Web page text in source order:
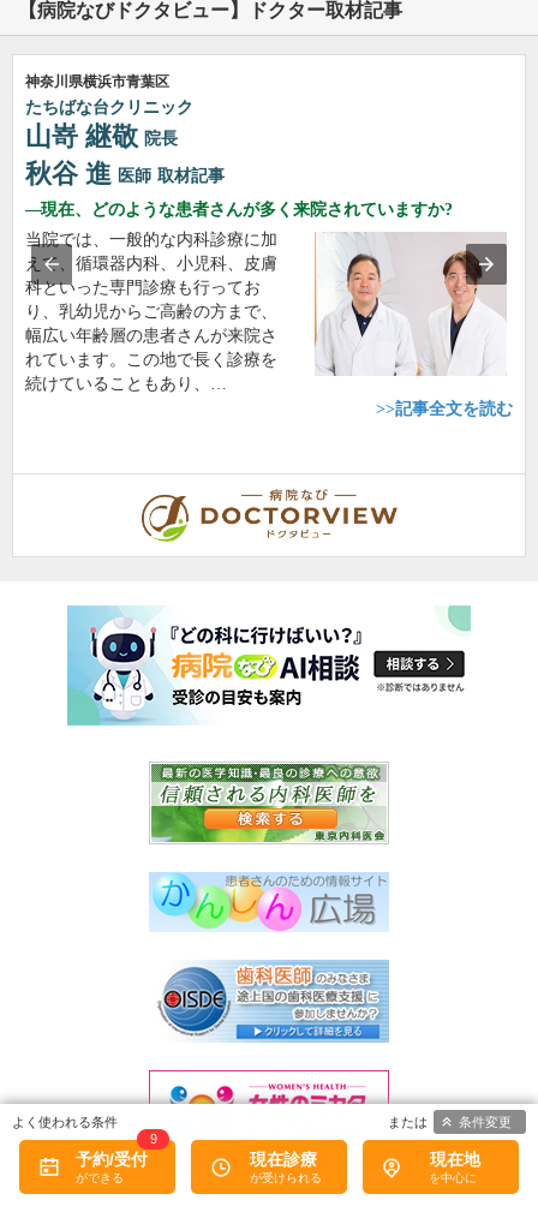
【病院なびドクタビュー】ドクター取材記事
神奈川県横浜市青葉区
たちばな台クリニック
山嵜 継敬 院長
秋谷 進 医師 取材記事
現在、どのような患者さんが多く来院されていますか?
当院では、一般的な内科診療に加
えて、循環器内科、小児科、皮膚
科といった専門診療も行ってお
り、乳幼児からご高齢の方まで、
幅広い年齢層の患者さんが来院さ
れています。この地で長く診療を
続けていることもあり、…
>>記事全文を読む
予約/受付
9
現在診療 現在地
条件変更